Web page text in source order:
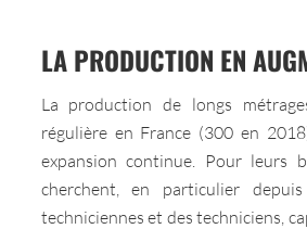
LA PRODUCTION EN
La production de longs
régulière en France (300 en
expansion continue. Pour leurs
cherchent, en particulier
techniciennes et des techniciens,